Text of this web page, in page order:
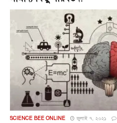
SCIENCE BEE ONLINE জুলাই ৭, ২০২১